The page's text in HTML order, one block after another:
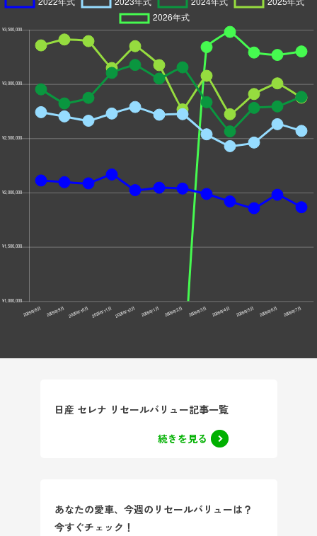
日産 セレナ リセールバリュー記事一覧
続きを見る
あなたの愛車、今週のリセールバリューは？
今すぐチェック！